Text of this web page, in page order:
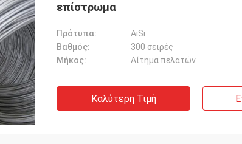
επίστρωμα
Πρότυπα:
AiSi
Βαθμός:
300 σειρές
Μήκος:
Αίτημα πελατών
Καλύτερη Τιμή